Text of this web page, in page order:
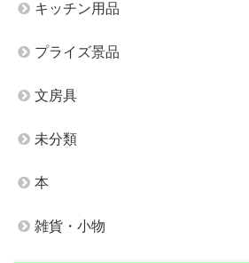
キッチン用品
プライズ景品
文房具
未分類
本
雑貨・小物